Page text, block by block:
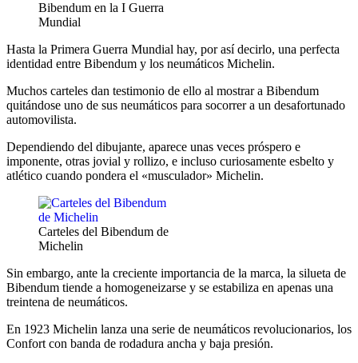
Bibendum en la I Guerra
Mundial
Hasta la Primera Guerra Mundial hay, por así decirlo, una perfecta
identidad entre Bibendum y los neumáticos Michelin.
Muchos carteles dan testimonio de ello al mostrar a Bibendum
quitándose uno de sus neumáticos para socorrer a un desafortunado
automovilista.
Dependiendo del dibujante, aparece unas veces próspero e
imponente, otras jovial y rollizo, e incluso curiosamente esbelto y
atlético cuando pondera el «musculador» Michelin.
Carteles del Bibendum de
Michelin
Sin embargo, ante la creciente importancia de la marca, la silueta de
Bibendum tiende a homogeneizarse y se estabiliza en apenas una
treintena de neumáticos.
En 1923 Michelin lanza una serie de neumáticos revolucionarios, los
Confort con banda de rodadura ancha y baja presión.